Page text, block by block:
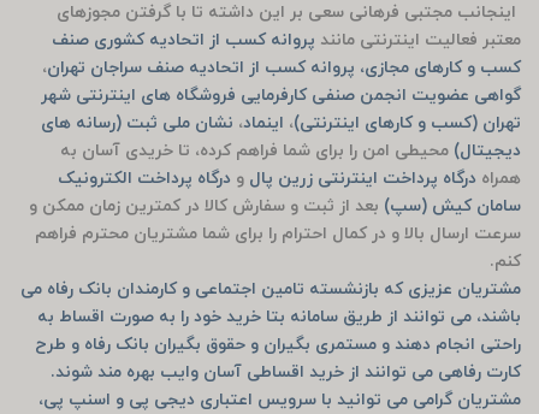
اینجانب مجتبی فرهانی سعی بر این داشته تا با گرفتن مجوزهای
معتبر فعالیت اینترنتی مانند پروانه کسب از اتحادیه کشوری صنف
کسب و کارهای مجازی، پروانه کسب از اتحادیه صنف سراجان تهران،
گواهی عضویت انجمن صنفی کارفرمایی فروشگاه های اینترنتی شهر
تهران (کسب و کارهای اینترنتی)، اینماد، نشان ملی ثبت (رسانه های
دیجیتال) محیطی امن را برای شما فراهم کرده، تا خریدی آسان به
همراه درگاه پرداخت اینترنتی زرین پال و درگاه پرداخت الکترونیک
سامان کیش (سپ) بعد از ثبت و سفارش کالا در کمترین زمان ممکن و
سرعت ارسال بالا و در کمال احترام را برای شما مشتریان محترم فراهم
کنم.
مشتریان عزیزی که بازنشسته تامین اجتماعی و کارمندان بانک رفاه می
باشند، می توانند از طریق سامانه بتا خرید خود را به صورت اقساط به
راحتی انجام دهند و مستمری بگیران و حقوق بگیران بانک رفاه و طرح
کارت رفاهی می توانند از خرید اقساطی آسان وایب بهره مند شوند.
مشتریان گرامی می توانید با سرویس اعتباری دیجی پی و اسنپ پی،